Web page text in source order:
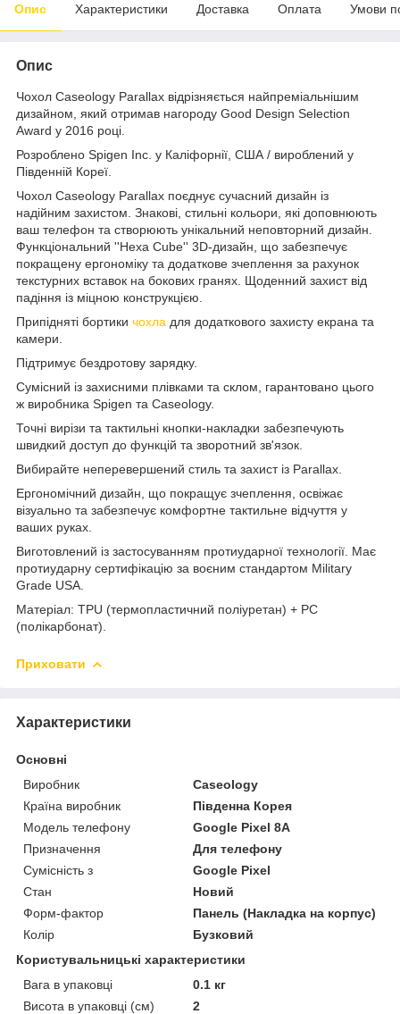
Опис Характеристики Доставка Оплата Умови
Опис
Чохол Caseology Parallax відрізняється найпреміальнішим
дизайном, який отримав нагороду Good Design Selection
Award у 2016 році.
Розроблено Spigen Inc. у Каліфорнії, США / вироблений у
Південній Кореї.
Чохол Caseology Parallax поєднує сучасний дизайн із
надійним захистом. Знакові, стильні кольори, які доповнюють
ваш телефон та створюють унікальний неповторний дизайн.
Функціональний ''Hexa Cube'' 3D-дизайн, що забезпечує
покращену ергономіку та додаткове зчеплення за рахунок
текстурних вставок на бокових гранях. Щоденний захист від
падіння із міцною конструкцією.
Припідняті бортики чохла для додаткового захисту екрана та
камери.
Підтримує бездротову зарядку.
Сумісний із захисними плівками та склом, гарантовано цього
ж виробника Spigen та Caseology.
Точні вирізи та тактильні кнопки-накладки забезпечують
швидкий доступ до функцій та зворотний зв'язок.
Вибирайте неперевершений стиль та захист із Parallax.
Ергономічний дизайн, що покращує зчеплення, освіжає
візуально та забезпечує комфортне тактильне відчуття у
ваших руках.
Виготовлений із застосуванням протиударної технології. Має
протиударну сертифікацію за воєним стандартом Military
Grade USA.
Матеріал: TPU (термопластичний поліуретан) + PC
(полікарбонат).
Приховати
Характеристики
Основні
Виробник
Caseology
Країна виробник
Південна Корея
Модель телефону
Google Pixel 8A
Призначення
Для телефону
Сумісність з
Google Pixel
Стан
Новий
Форм-фактор
Панель (Накладка на корпус)
Колір
Бузковий
Користувальницькі характеристики
Вага в упаковці
0.1 кг
Висота в упаковці (см)
2